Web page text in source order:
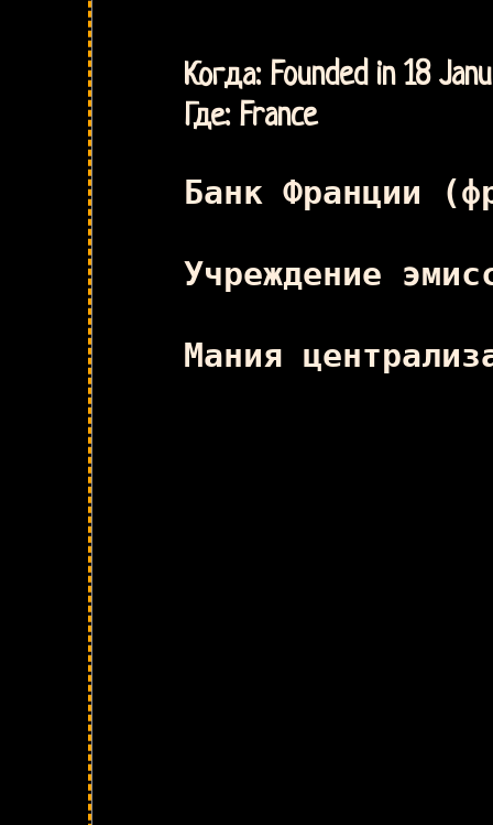
Когда: Founded in 18
Где: France
Банк Франции
Учреждение
Мания